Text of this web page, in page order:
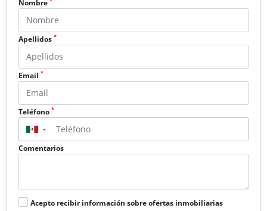
Nombre
Apellidos *
Email *
Teléfono *
▼
Comentarios
Acepto recibir información sobre ofertas inmobiliarias